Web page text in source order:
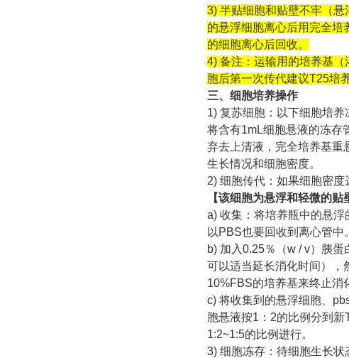
3) 半贴细胞和贴壁不牢（
的悬浮细胞离心后用完全培
的细胞离心后回收。
4) 备注：运输用的培养基
胞后第一次传代建议T25培
三、细胞培养操作
1) 复苏细胞：以下细胞培
将含有1mL细胞悬液的冻存
弃去上清液，完全培养基
生长情况和细胞密度。
2) 细胞传代：如果细胞密度
【该细胞为悬浮和轻微的
a) 收集：将培养瓶中的悬
以PBS也要回收到离心管中。
b) 加入0.25％（w / v）胰
可以适当延长消化时间），
10%FBS的培养基来终止消
c) 将收集到的悬浮细胞、
胞悬液按1：2的比例分到
1:2~1:5的比例进行。
3) 细胞冻存：待细胞生长状